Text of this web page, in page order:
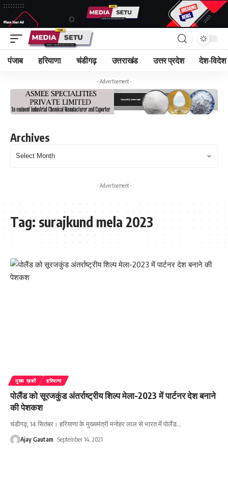
पंजाब हरियाणा चंडीगढ़ उत्तराखंड उत्तर प्रदेश देश-विदेश
- Advertisement -
Archives
- Advertisement -
Tag: surajkund mela 2023
मुख्य ख़बरें हरियाणा
पोलैंड को सूरजकुंड अंतर्राष्ट्रीय शिल्प मेला-2023 में पार्टनर देश बनाने
की पेशकश
चंडीगढ़, 14 सितंबर। हरियाणा के मुख्यमंत्री मनोहर लाल से भारत में पोलैंड…
Ajay Gautam September 14, 2021